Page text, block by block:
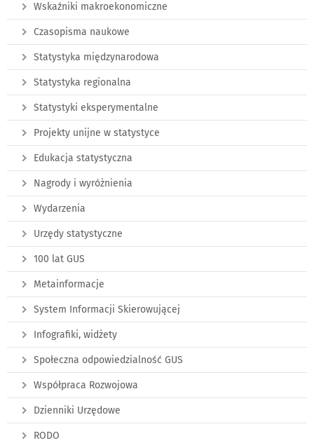
Wskaźniki makroekonomiczne
Czasopisma naukowe
Statystyka międzynarodowa
Statystyka regionalna
Statystyki eksperymentalne
Projekty unijne w statystyce
Edukacja statystyczna
Nagrody i wyróżnienia
Wydarzenia
Urzędy statystyczne
100 lat GUS
Metainformacje
System Informacji Skierowującej
Infografiki, widżety
Społeczna odpowiedzialność GUS
Współpraca Rozwojowa
Dzienniki Urzędowe
RODO